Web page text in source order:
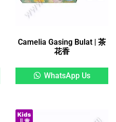
Camelia Gasing Bulat | 茶
花香
WhatsApp Us
Kids